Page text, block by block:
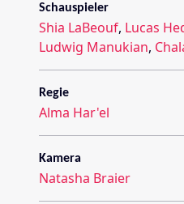
Schauspieler
Shia LaBeouf, Lucas
Ludwig Manukian,
Regie
Alma Har'el
Kamera
Natasha Braier